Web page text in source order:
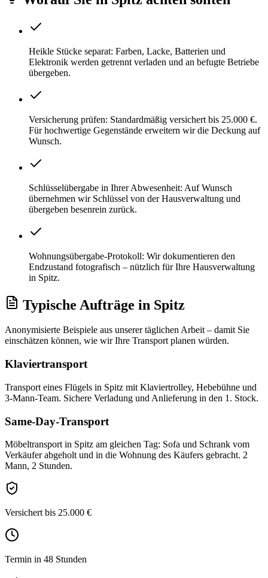
Heikle Stücke separat: Farben, Lacke, Batterien und
Elektronik werden getrennt verladen und an befugte Betriebe
übergeben.
Versicherung prüfen: Standardmäßig versichert bis 25.000 €.
Für hochwertige Gegenstände erweitern wir die Deckung auf
Wunsch.
Schlüsselübergabe in Ihrer Abwesenheit: Auf Wunsch
übernehmen wir Schlüssel von der Hausverwaltung und
übergeben besenrein zurück.
Wohnungsübergabe-Protokoll: Wir dokumentieren den
Endzustand fotografisch – nützlich für Ihre Hausverwaltung
in Spitz.
Typische Aufträge in Spitz
Anonymisierte Beispiele aus unserer täglichen Arbeit – damit Sie
einschätzen können, wie wir Ihre Transportplanen würden.
Klaviertransport
Transport eines Flügels in Spitz mit Klaviertrolley, Hebebühne und
3-Mann-Team. Sichere Verladung und Anlieferung in den 1. Stock.
Same-Day-Transport
Möbeltransport in Spitz am gleichen Tag: Sofa und Schrank vom
Verkäufer abgeholt und in die Wohnung des Käufers gebracht. 2
Mann, 2 Stunden.
Versichert bis 25.000 €
Termin in 48 Stunden